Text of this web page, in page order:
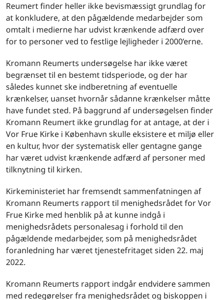
Reumert finder heller ikke bevismæssigt grundlag for
at konkludere, at den pågældende medarbejder som
omtalt i medierne har udvist krænkende adfærd over
for to personer ved to festlige lejligheder i 2000’erne.
Kromann Reumerts undersøgelse har ikke været
begrænset til en bestemt tidsperiode, og der har
således kunnet ske indberetning af eventuelle
krænkelser, uanset hvornår sådanne krænkelser måtte
have fundet sted. På baggrund af undersøgelsen finder
Kromann Reumert ikke grundlag for at antage, at der i
Vor Frue Kirke i København skulle eksistere et miljø eller
en kultur, hvor der systematisk eller gentagne gange
har været udvist krænkende adfærd af personer med
tilknytning til kirken.
Kirkeministeriet har fremsendt sammenfatningen af
Kromann Reumerts rapport til menighedsrådet for Vor
Frue Kirke med henblik på at kunne indgå i
menighedsrådets personalesag i forhold til den
pågældende medarbejder, som på menighedsrådet
foranledning har været tjenestefritaget siden 22. maj
2022.
Kromann Reumerts rapport indgår endvidere sammen
med redegørelser fra menighedsrådet og biskoppen i